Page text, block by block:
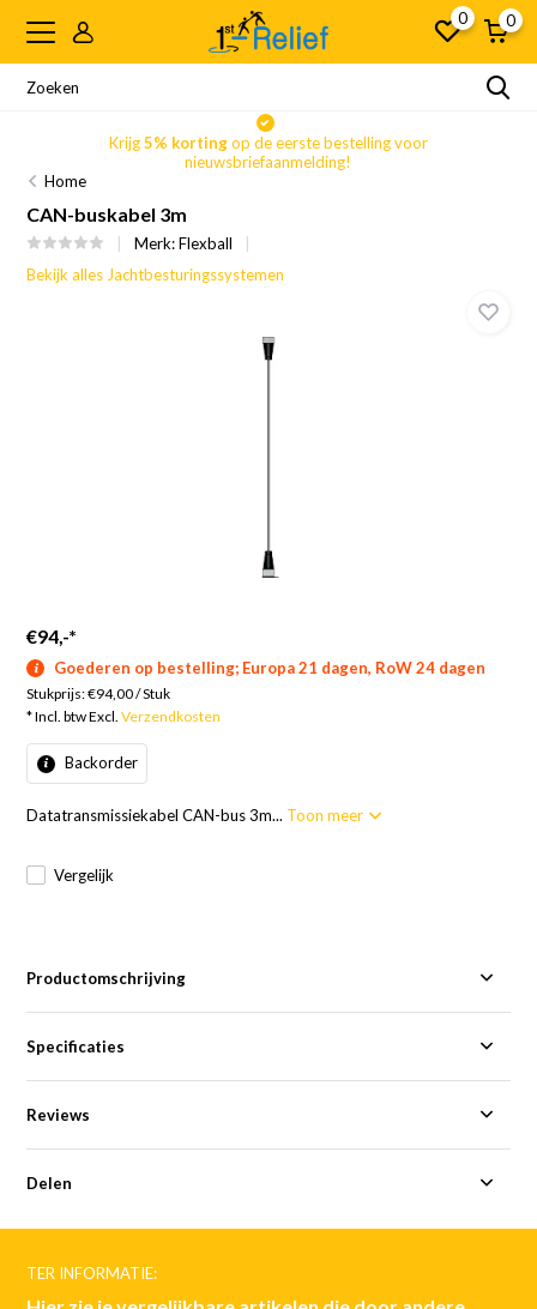
0 0
Krijg5% kortingop de eerste bestelling voor
nieuwsbriefaanmelding!
Home
CAN-buskabel 3m
Merk:Flexball
Bekijk alles Jachtbesturingssystemen
€94,-*
Goederen op bestelling; Europa 21 dagen, RoW 24 dagen
Stukprijs:€94,00/Stuk
* Incl. btw Excl.Verzendkosten
Backorder
Datatransmissiekabel CAN-bus 3m... Toon meer
Vergelijk
Productomschrijving
Specificaties
Reviews
Delen
TER INFORMATIE: